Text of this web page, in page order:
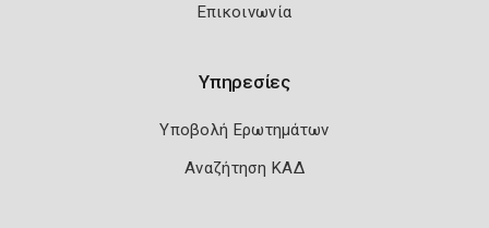
Επικοινωνία
Υπηρεσίες
Υποβολή Ερωτημάτων
Αναζήτηση ΚΑΔ